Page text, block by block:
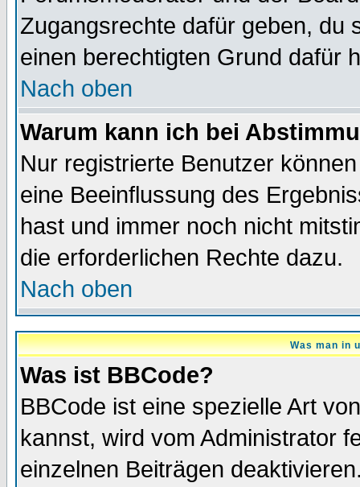
Zugangsrechte dafür geben, du
einen berechtigten Grund dafür
Nach oben
Warum kann ich bei
Nur registrierte Benutzer
eine Beeinflussung des
hast und immer noch nicht
die erforderlichen Rechte dazu.
Nach oben
Was man in
Was ist BBCode?
BBCode ist eine spezielle Art
kannst, wird vom Administrator
einzelnen Beiträgen